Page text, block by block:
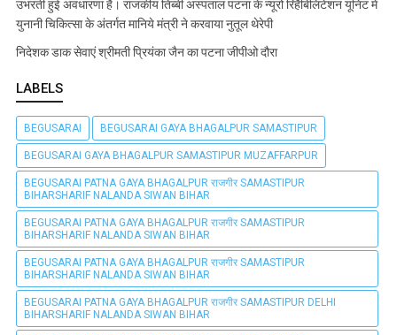
उभरती हुई अवधारणा है। राजकीय तिब्बी अस्पताल पटना के न्यूरो रिहैबिलिटेशन यूनिट में
युनानी चिकित्सा के अंतर्गत मानिये मंत्री ने करवाया नुतूल थेरेपी
निदेशक डाक सेवाएं श्रीमती प्रियंका जैन का पटना जीपीओ दौरा
LABELS
BEGUSARAI BEGUSARAI GAYA BHAGALPUR SAMASTIPUR
BEGUSARAI GAYA BHAGALPUR SAMASTIPUR MUZAFFARPUR
BEGUSARAI PATNA GAYA BHAGALPUR राजगीर SAMASTIPUR
BIHARSHARIF NALANDA SIWAN BIHAR
BEGUSARAI PATNA GAYA BHAGALPUR राजगीर SAMASTIPUR
BIHARSHARIF NALANDA SIWAN BIHAR
BEGUSARAI PATNA GAYA BHAGALPUR राजगीर SAMASTIPUR
BIHARSHARIF NALANDA SIWAN BIHAR
BEGUSARAI PATNA GAYA BHAGALPUR राजगीर SAMASTIPUR DELHI
BIHARSHARIF NALANDA SIWAN BIHAR